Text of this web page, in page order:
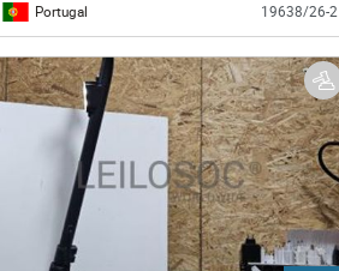
Portugal 19638/26-2